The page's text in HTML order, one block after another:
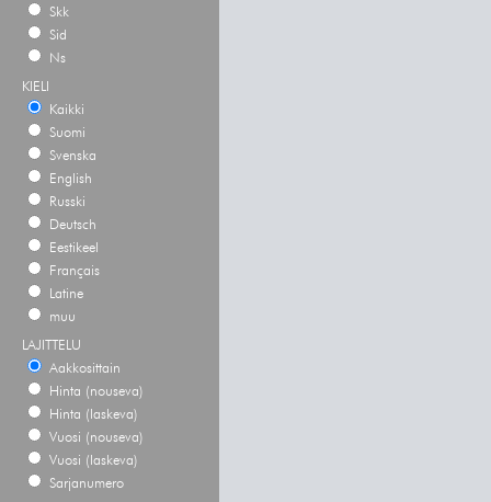
Skk
Sid
Ns
KIELI
Kaikki
Suomi
Svenska
English
Russki
Deutsch
Eestikeel
Français
Latine
muu
LAJITTELU
Aakkosittain
Hinta (nouseva)
Hinta (laskeva)
Vuosi (nouseva)
Vuosi (laskeva)
Sarjanumero